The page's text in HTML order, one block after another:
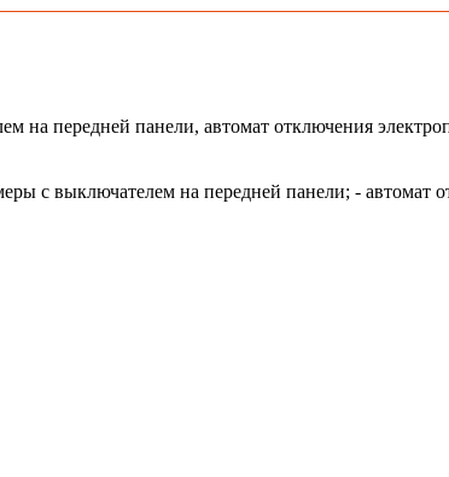
на передней панели, автомат отключения
с выключателем на передней панели; - автомат